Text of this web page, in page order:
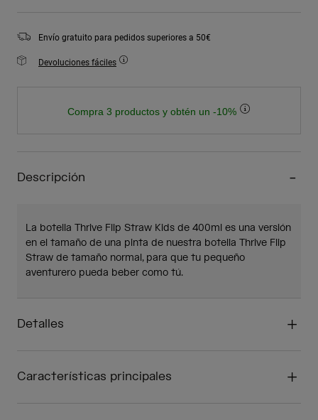
Envío gratuito para pedidos superiores a 50€
Devoluciones fáciles
Compra 3 productos y obtén un -10%
Descripción
La botella Thrive Flip Straw Kids de 400ml es una versión
en el tamaño de una pinta de nuestra botella Thrive Flip
Straw de tamaño normal, para que tu pequeño
aventurero pueda beber como tú.
Detalles
Características principales